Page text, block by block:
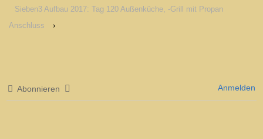
Sieben3 Aufbau 2017: Tag 120 Außenküche, -Grill mit Propan
Anschluss
›
Abonnieren Anmelden